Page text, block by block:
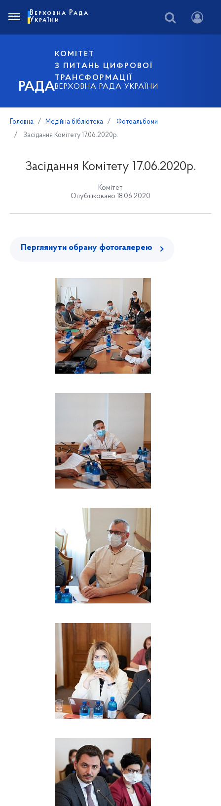
РАДА
КОМІТЕТ
З ПИТАНЬ ЦИФРОВОЇ
ТРАНСФОРМАЦІЇ
ВЕРХОВНА РАДА УКРАЇНИ
Верховна Рада
України
Головна Медійна бібліотека
Фотоальбоми
Засідання Комітету 17.06.2020р.
Засідання Комітету 17.06.2020р.
Комітет
Опубліковано 18.06.2020
Перглянути обрану фотогалерею